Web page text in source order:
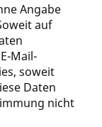
Angabe
auf
Mail-
soweit
Daten
nicht